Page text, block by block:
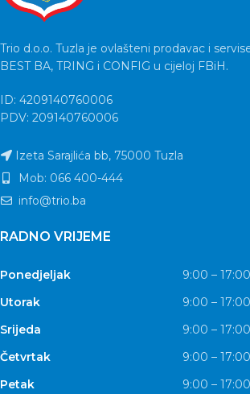
Trio d.o.o. Tuzla je ovlašteni prodavac i
BEST BA, TRING i CONFIG u cijeloj FBiH.
ID: 4209140760006
PDV: 209140760006
Izeta Sarajlića bb, 75000 Tuzla
Mob: 066 400-444
info@trio.ba
RADNO VRIJEME
Ponedjeljak
9:00 – 17:00
Utorak
9:00 – 17:00
Srijeda
9:00 – 17:00
Četvrtak
9:00 – 17:00
Petak
9:00 – 17:00